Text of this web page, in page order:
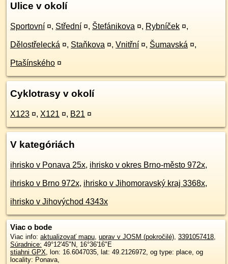
Ulice v okolí
Sportovní ¤, Střední ¤, Štefánikova ¤, Rybníček ¤,
Dělostřelecká ¤, Staňkova ¤, Vnitřní ¤, Šumavská ¤,
Ptašínského ¤
Cyklotrasy v okolí
X123 ¤, X121 ¤, B21 ¤
V kategóriách
ihrisko v Ponava 25x, ihrisko v okres Brno-město 972x,
ihrisko v Brno 972x, ihrisko v Jihomoravský kraj 3368x,
ihrisko v Jihovýchod 4343x
Viac o bode
Viac info: aktualizovať mapu, uprav v JOSM (pokročilé), 3391057418,
Súradnice: 49°12'45"N, 16°36'16"E
stiahni GPX, lon: 16.6047035, lat: 49.2126972, og type: place, og
locality: Ponava,